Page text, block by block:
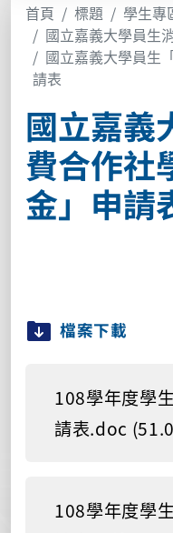
首頁 標題 學生專
國立嘉義大學員生
國立嘉義大學員生
請表
國立嘉義
費合作社
金」申請
檔案下載
108學年度學
請表.doc
108學年度學